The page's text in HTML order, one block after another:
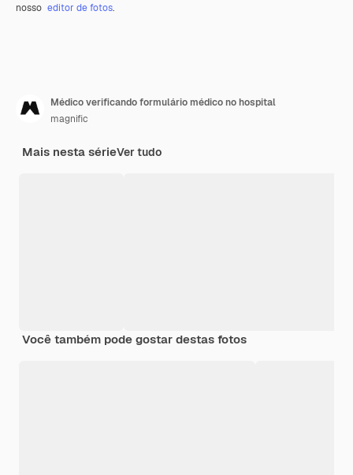
nosso editor de fotos.
Médico verificando formulário médico no hospital
magnific
Mais nesta sérieVer tudo
Você também pode gostar destas fotos